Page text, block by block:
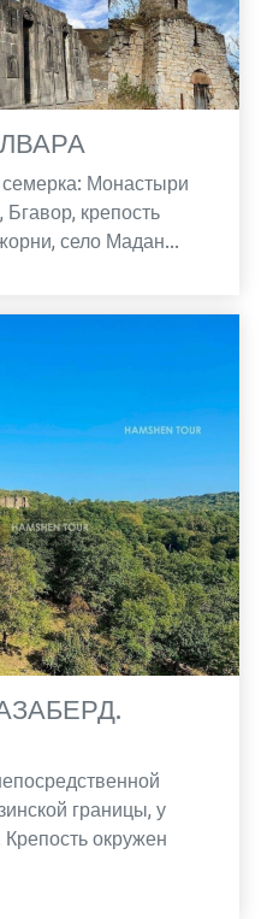
Монастыри
крепость
село Мадан...
границы, у
окружен